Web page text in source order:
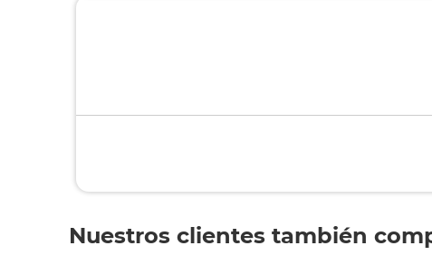
Nuestros clientes también